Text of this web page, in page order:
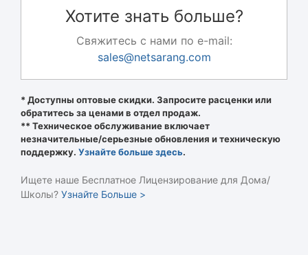
Хотите знать больше?
Свяжитесь с нами по e-mail:
sales@netsarang.com
* Доступны оптовые скидки. Запросите расценки или
обратитесь за ценами в отдел продаж.
** Техническое обслуживание включает
незначительные/серьезные обновления и техническую
поддержку. Узнайте больше здесь.
Ищете наше Бесплатное Лицензирование для Дома/
Школы? Узнайте Больше >